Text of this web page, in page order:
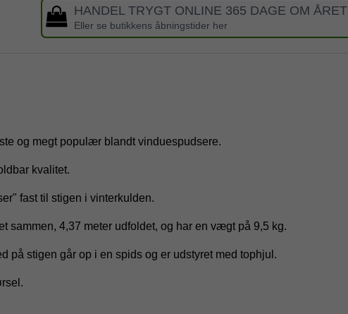
HANDEL TRYGT ONLINE 365 DAGE OM ÅRET
Eller se butikkens åbningstider her
og megt populær blandt vinduespudsere.
kvalitet.
fast til stigen i vinterkulden.
sammen, 4,37 meter udfoldet, og har en vægt på 9,5 kg.
på stigen går op i en spids og er udstyret med tophjul.